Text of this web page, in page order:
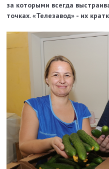
за которыми всегда
точках. «Телезавод» - их